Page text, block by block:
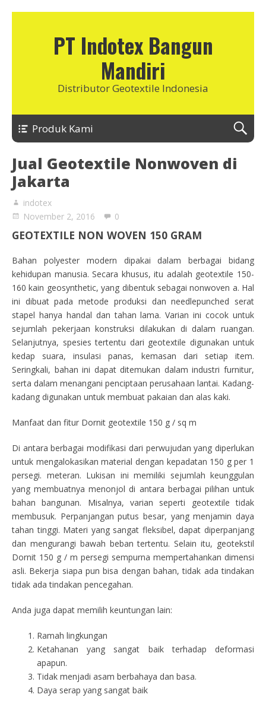
PT Indotex Bangun
Mandiri
Distributor Geotextile Indonesia
Produk Kami
Jual Geotextile Nonwoven di
Jakarta
indotex
November 2, 2016
0
GEOTEXTILE NON WOVEN 150 GRAM
Bahan polyester modern dipakai dalam berbagai bidang
kehidupan manusia. Secara khusus, itu adalah geotextile 150-
160 kain geosynthetic, yang dibentuk sebagai nonwoven a. Hal
ini dibuat pada metode produksi dan needlepunched serat
stapel hanya handal dan tahan lama. Varian ini cocok untuk
sejumlah pekerjaan konstruksi dilakukan di dalam ruangan.
Selanjutnya, spesies tertentu dari geotextile digunakan untuk
kedap suara, insulasi panas, kemasan dari setiap item.
Seringkali, bahan ini dapat ditemukan dalam industri furnitur,
serta dalam menangani penciptaan perusahaan lantai. Kadang-
kadang digunakan untuk membuat pakaian dan alas kaki.
Manfaat dan fitur Dornit geotextile 150 g / sq m
Di antara berbagai modifikasi dari perwujudan yang diperlukan
untuk mengalokasikan material dengan kepadatan 150 g per 1
persegi. meteran. Lukisan ini memiliki sejumlah keunggulan
yang membuatnya menonjol di antara berbagai pilihan untuk
bahan bangunan. Misalnya, varian seperti geotextile tidak
membusuk. Perpanjangan putus besar, yang menjamin daya
tahan tinggi. Materi yang sangat fleksibel, dapat diperpanjang
dan mengurangi bawah beban tertentu. Selain itu, geotekstil
Dornit 150 g / m persegi sempurna mempertahankan dimensi
asli. Bekerja siapa pun bisa dengan bahan, tidak ada tindakan
tidak ada tindakan pencegahan.
Anda juga dapat memilih keuntungan lain:
Ramah lingkungan
Ketahanan yang sangat baik terhadap deformasi
apapun.
Tidak menjadi asam berbahaya dan basa.
Daya serap yang sangat baik